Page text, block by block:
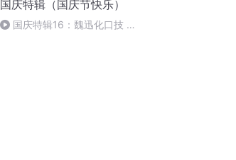
国庆特辑（国庆节快乐）
国庆特辑16：魏迅化口技 二